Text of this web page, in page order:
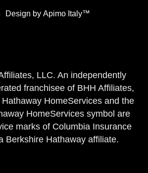
Design by Apimo Italy™
LLC. An independently
franchisee of BHH Affiliates,
HomeServices and the
HomeServices symbol are
marks of Columbia Insurance
Berkshire Hathaway affiliate.